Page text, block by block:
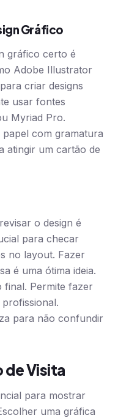
Gráfico
gráfico certo é
Adobe Illustrator
criar designs
usar fontes
Myriad Pro.
com gramatura
atingir um cartão de
o design é
para checar
no layout. Fazer
é uma ótima ideia.
final. Permite fazer
para não confundir
de Visita
para mostrar
uma gráfica